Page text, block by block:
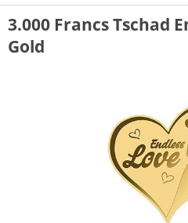
3.000 Francs Tschad
Gold